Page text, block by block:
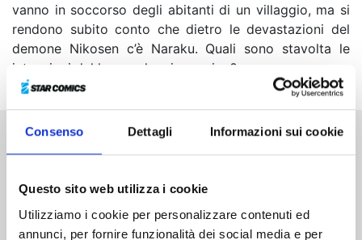
Consenso Dettagli Informazioni sui cookie
Questo sito web utilizza i cookie
Utilizziamo i cookie per personalizzare contenuti ed
annunci, per fornire funzionalità dei social media e per
vanno in soccorso degli abitanti di un villaggio, ma si
rendono subito conto che dietro le devastazioni del
demone Nikosen c’è Naraku. Quali sono stavolta le
intenzioni del loro malvagio nemico?
Altri volumi della serie